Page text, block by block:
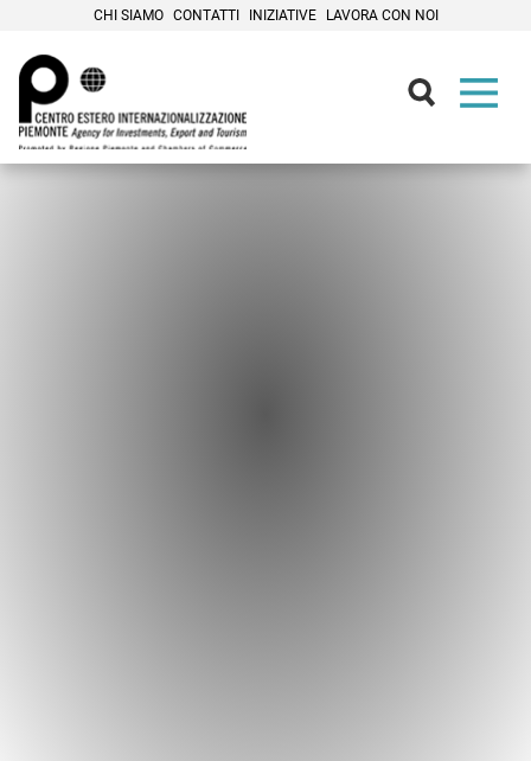
CHI SIAMO CONTATTI INIZIATIVE LAVORA CON NOI